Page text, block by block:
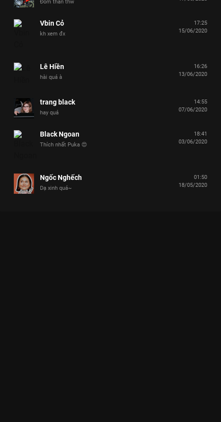
Đóm thân thw
Vbin Cỏ
kh xem đx
17:25
15/06/2020
Lê Hiền
hài quá à
16:26
13/06/2020
trang black
hay quá
14:55
07/06/2020
Black Ngoan
Thích nhất Puka 😍
18:41
03/06/2020
Ngốc Nghếch
Dạ xinh quá~
01:50
18/05/2020